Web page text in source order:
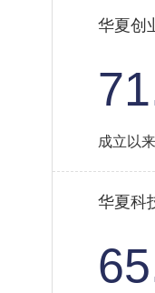
华夏创
成立以
华夏科